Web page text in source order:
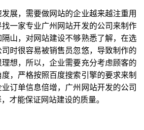
展，需要做网站的企业越来越注重用
一家专业广州网站开发的公司来制作
山，对网站建设不够熟悉了解，在选
时很容易被销售员忽悠，导致制作的
想，所以，企业需要充分考虑顾客的
，严格按照百度搜索引擎的要求来制
订单信息倍增，广州网站开发的公司
才能保证网站建设的质量。